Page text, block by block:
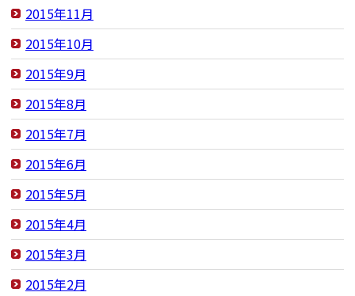
2015年11月
2015年10月
2015年9月
2015年8月
2015年7月
2015年6月
2015年5月
2015年4月
2015年3月
2015年2月